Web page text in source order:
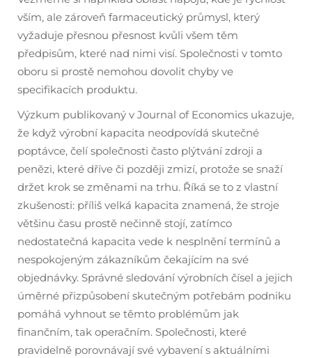
vším, ale zároveň farmaceutický průmysl, který
vyžaduje přesnou přesnost kvůli všem těm
předpisům, které nad nimi visí. Společnosti v tomto
oboru si prostě nemohou dovolit chyby ve
specifikacích produktu.
Výzkum publikovaný v Journal of Economics ukazuje,
že když výrobní kapacita neodpovídá skutečné
poptávce, čelí společnosti často plýtvání zdroji a
penězi, které dříve či později zmizí, protože se snaží
držet krok se změnami na trhu. Říká se to z vlastní
zkušenosti: příliš velká kapacita znamená, že stroje
většinu času prostě nečinně stojí, zatímco
nedostatečná kapacita vede k nesplnění termínů a
nespokojeným zákazníkům čekajícím na své
objednávky. Správné sledování výrobních čísel a jejich
úměrné přizpůsobení skutečným potřebám podniku
pomáhá vyhnout se těmto problémům jak
finančním, tak operačním. Společnosti, které
pravidelně porovnávají své vybavení s aktuálními